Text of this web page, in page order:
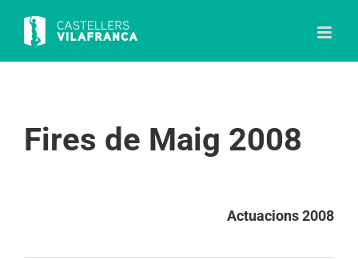
content
Fires de Maig 2008
Actuacions 2008